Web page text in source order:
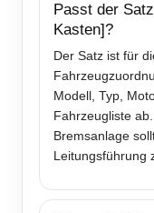
Passt der
Kasten]?
Der Satz ist für
Modell, Typ,
Fahrzeugliste
Bremsanlage
Leitungsführung